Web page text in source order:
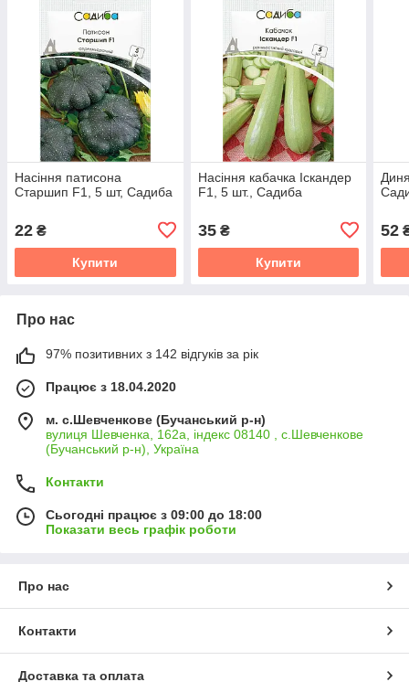
Насіння патисона
Старшип F1, 5 шт, Садиба
22 ₴
Купити
Насіння кабачка Іскандер
F1, 5 шт., Садиба
35₴
Купити
52
Про нас
97% позитивних з 142 відгуків за рік
Працює з 18.04.2020
м. с.Шевченкове (Бучанський р-н)
вулиця Шевченка, 162а, індекс 08140 , с.Шевченкове
(Бучанський р-н), Україна
Контакти
Сьогодні працює з 09:00 до 18:00
Показати весь графік роботи
Про нас
Контакти
Доставка та оплата